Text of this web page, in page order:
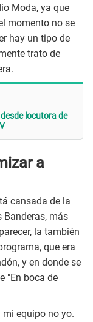
Moda, ya que
momento no se
hay un tipo de
trato de
locutora de
a
cansada de la
Banderas, más
la también
que era
y en donde se
"En boca de
mi equipo no yo.